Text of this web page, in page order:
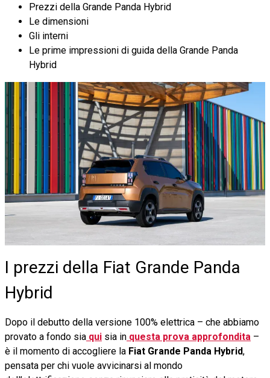
Prezzi della Grande Panda Hybrid
Le dimensioni
Gli interni
Le prime impressioni di guida della Grande Panda
Hybrid
I prezzi della Fiat Grande Panda
Hybrid
Dopo il debutto della versione 100% elettrica – che abbiamo
provato a fondo sia qui sia in questa prova approfondita –
è il momento di accogliere la Fiat Grande Panda Hybrid,
pensata per chi vuole avvicinarsi al mondo